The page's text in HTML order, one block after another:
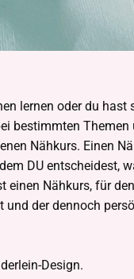
lernen oder du hast
bestimmten Themen
Nähkurs. Einen
DU entscheidest,
einen Nähkurs, für
der dennoch
Design.